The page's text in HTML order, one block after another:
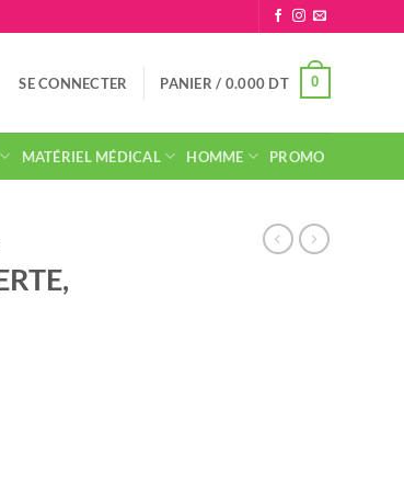
SE CONNECTER PANIER / 0.000 DT 0
MATÉRIEL MÉDICAL HOMME PROMO